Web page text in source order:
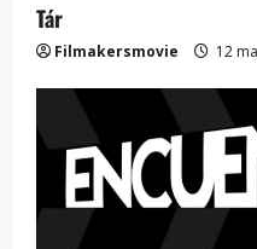
Tár
Filmakersmovie 12